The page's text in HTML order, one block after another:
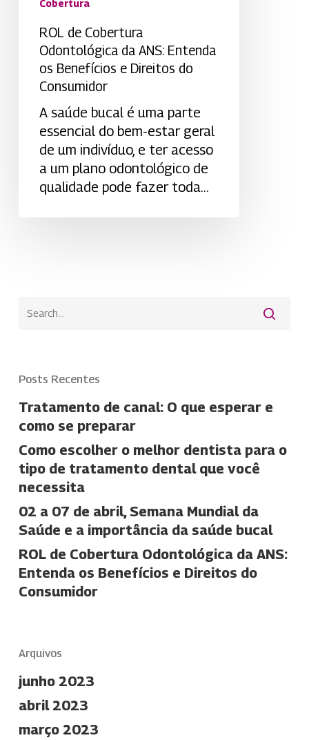
Direitos
Consumidor
Cobertura
ROL de Cobertura
Odontológica da ANS: Entenda
os Benefícios e Direitos do
Consumidor
A saúde bucal é uma parte
essencial do bem-estar geral
de um indivíduo, e ter acesso
a um plano odontológico de
qualidade pode fazer toda…
Posts Recentes
Tratamento de canal: O que esperar e
como se preparar
Como escolher o melhor dentista para o
tipo de tratamento dental que você
necessita
02 a 07 de abril, Semana Mundial da
Saúde e a importância da saúde bucal
ROL de Cobertura Odontológica da ANS:
Entenda os Benefícios e Direitos do
Consumidor
Arquivos
junho 2023
abril 2023
março 2023